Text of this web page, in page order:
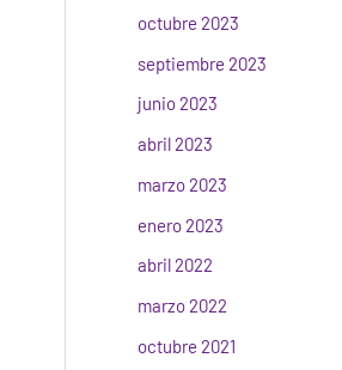
octubre 2023
septiembre 2023
junio 2023
abril 2023
marzo 2023
enero 2023
abril 2022
marzo 2022
octubre 2021